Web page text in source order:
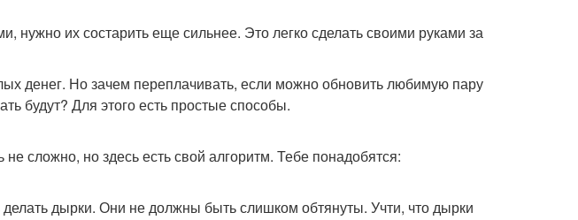
нужно их состарить еще сильнее. Это легко сделать своими руками за
денег. Но зачем переплачивать, если можно обновить любимую пару
будут? Для этого есть простые способы.
сложно, но здесь есть свой алгоритм. Тебе понадобятся:
дырки. Они не должны быть слишком обтянуты. Учти, что дырки